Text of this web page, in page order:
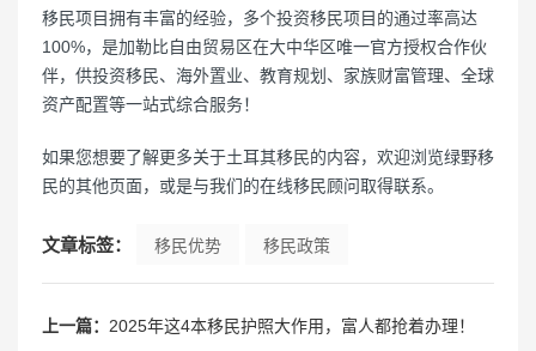
移民项目拥有丰富的经验，多个投资移民项目的通过率高达
100%，是加勒比自由贸易区在大中华区唯一官方授权合作伙
伴，供投资移民、海外置业、教育规划、家族财富管理、全球
资产配置等一站式综合服务！
如果您想要了解更多关于土耳其移民的内容，欢迎浏览绿野移
民的其他页面，或是与我们的在线移民顾问取得联系。
文章标签： 移民优势 移民政策
上一篇： 2025年这4本移民护照大作用，富人都抢着办理！